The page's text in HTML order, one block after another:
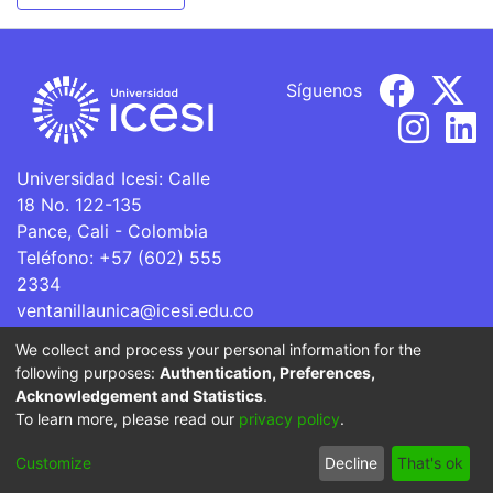
Universidad Icesi: Calle
18 No. 122-135
Pance, Cali - Colombia
Teléfono: +57 (602) 555
2334
ventanillaunica@icesi.edu.co
Síguenos
La Universidad Icesi es una Institución de Educación
Superior que se encuentra sujeta a inspección y vigilancia
por parte del Ministerio de Educación Nacional.
Cookie
End User
Agreement
Send
Feedback
We collect and process your personal information for the
following purposes: Authentication, Preferences,
Acknowledgement and Statistics.
To learn more, please read our privacy policy.
Customize Decline That's ok